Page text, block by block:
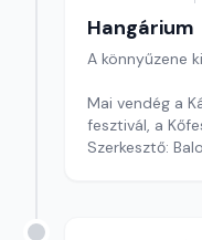
Hangárium
A könnyűzene
Mai vendég a
fesztivál, a
Szerkesztő: